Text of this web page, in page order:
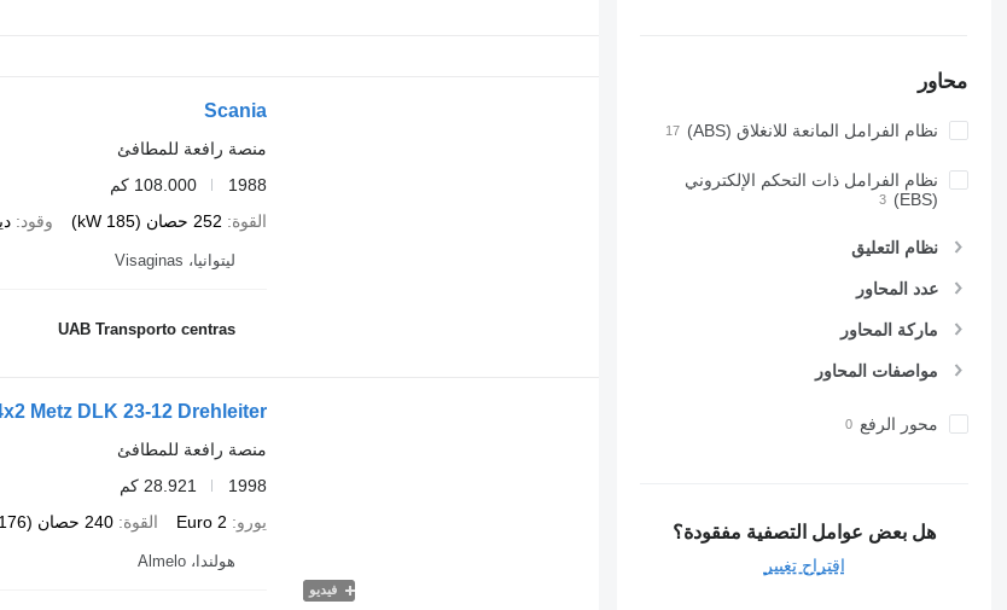
محاور
نظام الفرامل المانعة للانغلاق (ABS)
نظام الفرامل ذات التحكم الإلكتروني
(EBS)
نظام التعليق
عدد المحاور
ماركة المحاور
مواصفات المحاور
محور الرفع
هل بعض عوامل التصفية مفقودة؟
اقتراح تغيير
Scania
منصة رافعة للمطافئ
1988
108.000 كم
القوة
252 حصان (185 kW) وقود
ليتوانيا، Visaginas
UAB Transporto centras
فيديو
Metz DLK 23-12 Drehleiter
منصة رافعة للمطافئ
1998
28.921 كم
يورو
Euro 2 القوة 240 حصان (176 kW)
هولندا، Almelo